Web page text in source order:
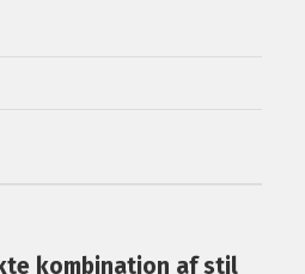
kombination af stil